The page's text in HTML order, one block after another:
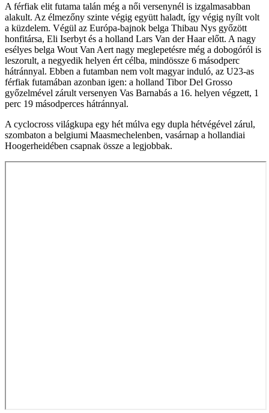
A férfiak elit futama talán még a női versenynél is izgalmasabban
alakult. Az élmezőny szinte végig együtt haladt, így végig nyílt volt
a küzdelem. Végül az Európa-bajnok belga Thibau Nys győzött
honfitársa, Eli Iserbyt és a holland Lars Van der Haar előtt. A nagy
esélyes belga Wout Van Aert nagy meglepetésre még a dobogóról is
leszorult, a negyedik helyen ért célba, mindössze 6 másodperc
hátránnyal. Ebben a futamban nem volt magyar induló, az U23-as
férfiak futamában azonban igen: a holland Tibor Del Grosso
győzelmével zárult versenyen Vas Barnabás a 16. helyen végzett, 1
perc 19 másodperces hátránnyal.
A cyclocross világkupa egy hét múlva egy dupla hétvégével zárul,
szombaton a belgiumi Maasmechelenben, vasárnap a hollandiai
Hoogerheidében csapnak össze a legjobbak.